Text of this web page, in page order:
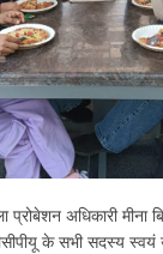
अधिकारी मीना
के सभी सदस्य